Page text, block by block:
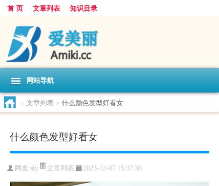
首 页 文章列表 知识目录
网站导航
> 文章列表 > 什么颜色发型好看女
什么颜色发型好看女
网友:sly 文章列表 2023-12-07 15:37:36